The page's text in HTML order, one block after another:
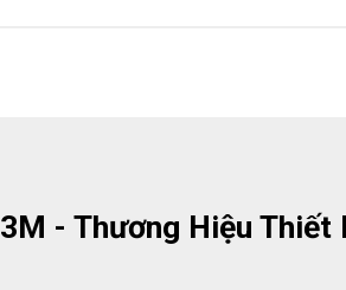
3M - Thương Hiệu Thiết